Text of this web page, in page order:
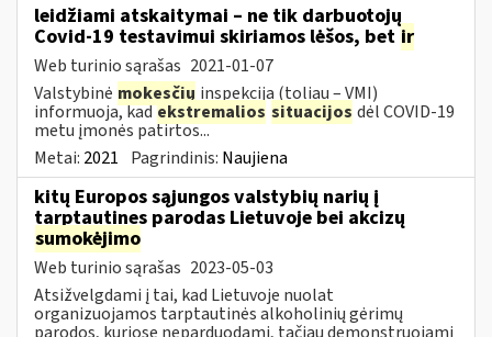
leidžiami atskaitymai – ne tik darbuotojų
Covid-19 testavimui skiriamos lėšos, bet ir
Web turinio sąrašas 2021-01-07
Valstybinė mokesčių inspekcija (toliau – VMI)
informuoja, kadekstremalios situacijos dėl COVID-19
metu įmonės patirtos...
Metai: 2021 Pagrindinis: Naujiena
kitų Europos sąjungos valstybių narių į
tarptautines parodas Lietuvoje bei akcizų
sumokėjimo
Web turinio sąrašas 2023-05-03
Atsižvelgdami į tai, kad Lietuvoje nuolat
organizuojamos tarptautinės alkoholinių gėrimų
parodos, kuriose neparduodami, tačiau demonstruojami